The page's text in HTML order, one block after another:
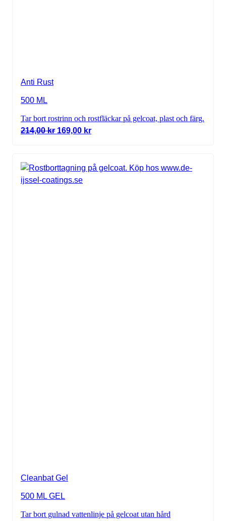
Anti Rust
500 ML
Tar bort rostrinn och rostfläckar på gelcoat, plast och färg.
214,00kr Det ursprungliga priset var: 214,00 kr.
169,00 krDet nuvarande priset är: 169,00 kr.
Cleanbat Gel
500 ML GEL
Tar bort gulnad vattenlinje på gelcoat utan hård